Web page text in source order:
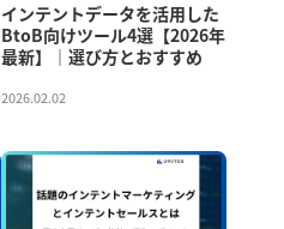
インテントデータを活用した
BtoB向けツール4選【2026年
最新】｜選び方とおすすめ
2026.02.02